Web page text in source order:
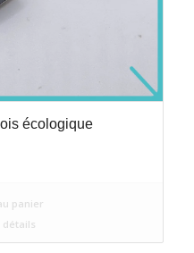
écologique
panier
détails